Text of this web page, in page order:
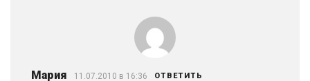
Мария 11.07.2010 в 16:36 ОТВЕТИТЬ